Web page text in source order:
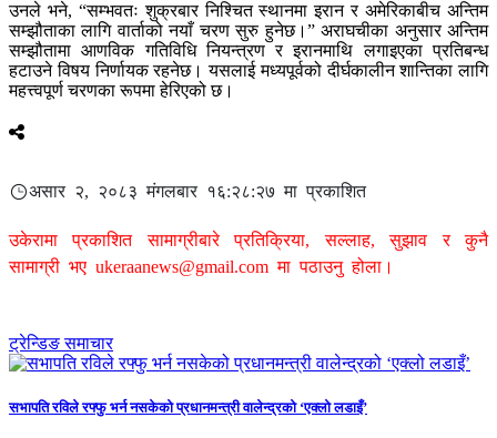
उनले भने, “सम्भवतः शुक्रबार निश्चित स्थानमा इरान र अमेरिकाबीच अन्तिम
सम्झौताका लागि वार्ताको नयाँ चरण सुरु हुनेछ।” अराघचीका अनुसार अन्तिम
सम्झौतामा आणविक गतिविधि नियन्त्रण र इरानमाथि लगाइएका प्रतिबन्ध
हटाउने विषय निर्णायक रहनेछ। यसलाई मध्यपूर्वको दीर्घकालीन शान्तिका लागि
महत्त्वपूर्ण चरणका रूपमा हेरिएको छ।
असार २, २०८३ मंगलबार १६:२८:२७ मा प्रकाशित
उकेरामा प्रकाशित सामाग्रीबारे प्रतिक्रिया, सल्लाह, सुझाव र कुनै
सामाग्री भए ukeraanews@gmail.com मा पठाउनु होला।
ट्रेन्डिङ समाचार
सभापति रविले रफ्फु भर्न नसकेको प्रधानमन्त्री वालेन्द्रको ‘एक्लो लडाइँ’